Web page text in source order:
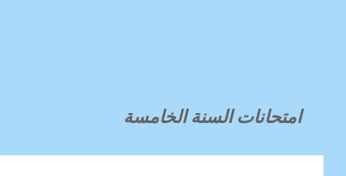
امتحانات السنة الخامسة